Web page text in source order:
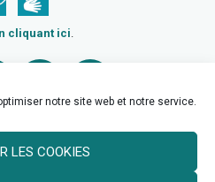
notre site web et notre service.
LES COOKIES
cliquant ici